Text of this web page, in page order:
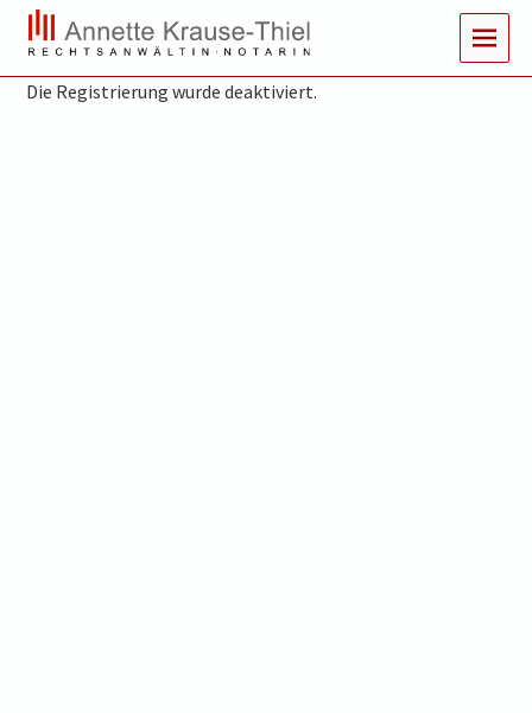
MENUS
Die Registrierung wurde deaktiviert.